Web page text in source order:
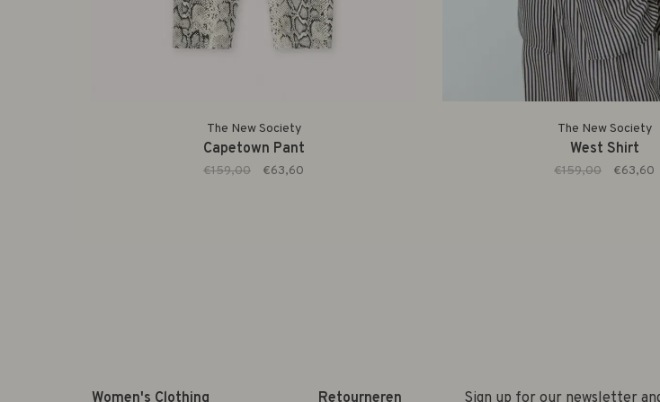
The New Society
Capetown Pant
€159,00 €63,60
The New Society
West Shirt
€159,00 €63,60